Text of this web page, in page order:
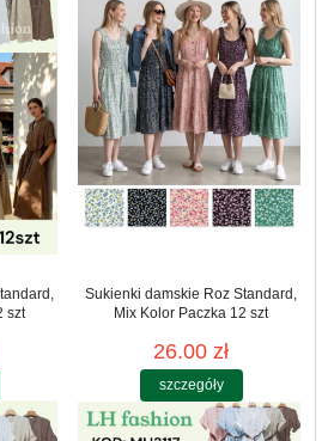
szt
Sukienki damskie Roz Standard,
Mix Kolor Paczka 12 szt
26.00 zł
szczegóły